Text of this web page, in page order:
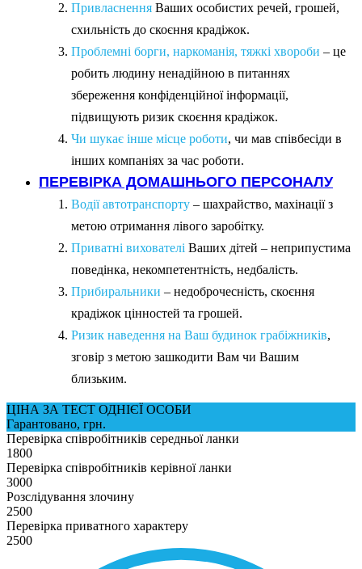
Привласнення Ваших особистих речей, грошей,
схильність до скоєння крадіжок.
Проблемні борги, наркоманія, тяжкі хвороби – це
робить людину ненадійною в питаннях
збереження конфіденційної інформації,
підвищують ризик скоєння крадіжок.
Чи шукає інше місце роботи, чи мав співбесіди в
інших компаніях за час роботи.
ПЕРЕВІРКА ДОМАШНЬОГО ПЕРСОНАЛУ
Водії автотранспорту – шахрайство, махінації з
метою отримання лівого заробітку.
Приватні вихователі Ваших дітей – неприпустима
поведінка, некомпетентність, недбалість.
Прибиральники – недоброчесність, скоєння
крадіжок цінностей та грошей.
Ризик наведення на Ваш будинок грабіжників,
зговір з метою зашкодити Вам чи Вашим
близьким.
ЦІНА ЗА ТЕСТ ОДНІЄЇ ОСОБИ
Гарантовано, грн.
Перевірка співробітників середньої ланки
1800
Перевірка співробітників керівної ланки
3000
Розслідування злочину
2500
Перевірка приватного характеру
2500